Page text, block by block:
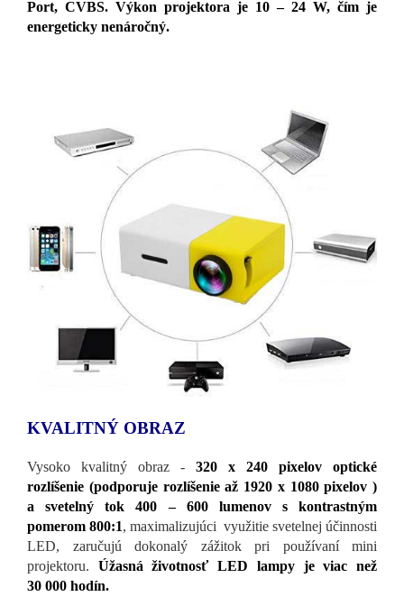
Port, CVBS. Výkon projektora je 10 – 24 W, čím je
energeticky nenáročný.
KVALITNÝ OBRAZ
Vysoko kvalitný obraz - 320 x 240 pixelov optické
rozlíšenie (podporuje rozlíšenie až 1920 x 1080 pixelov )
a svetelný tok 400 – 600 lumenov s kontrastným
pomerom 800:1, maximalizujúci využitie svetelnej účinnosti
LED, zaručujú dokonalý zážitok pri používaní mini
projektoru. Úžasná životnosť LED lampy je viac než
30 000 hodín.